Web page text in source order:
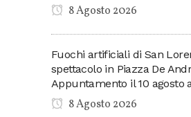
8 Agosto 2026
Fuochi artificiali di San
spettacolo in Piazza De
Appuntamento il 10 agosto
8 Agosto 2026